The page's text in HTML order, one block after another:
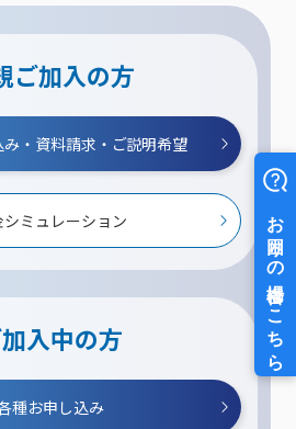
ご加入の方
・資料請求・ご説明希望
シミュレーション
入中の方
種お申し込み